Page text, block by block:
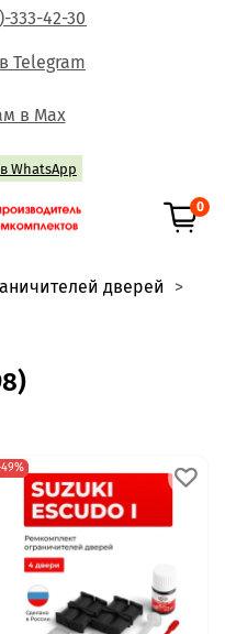
333-42-30
Telegram
в Max
WhatsApp
0
дверей